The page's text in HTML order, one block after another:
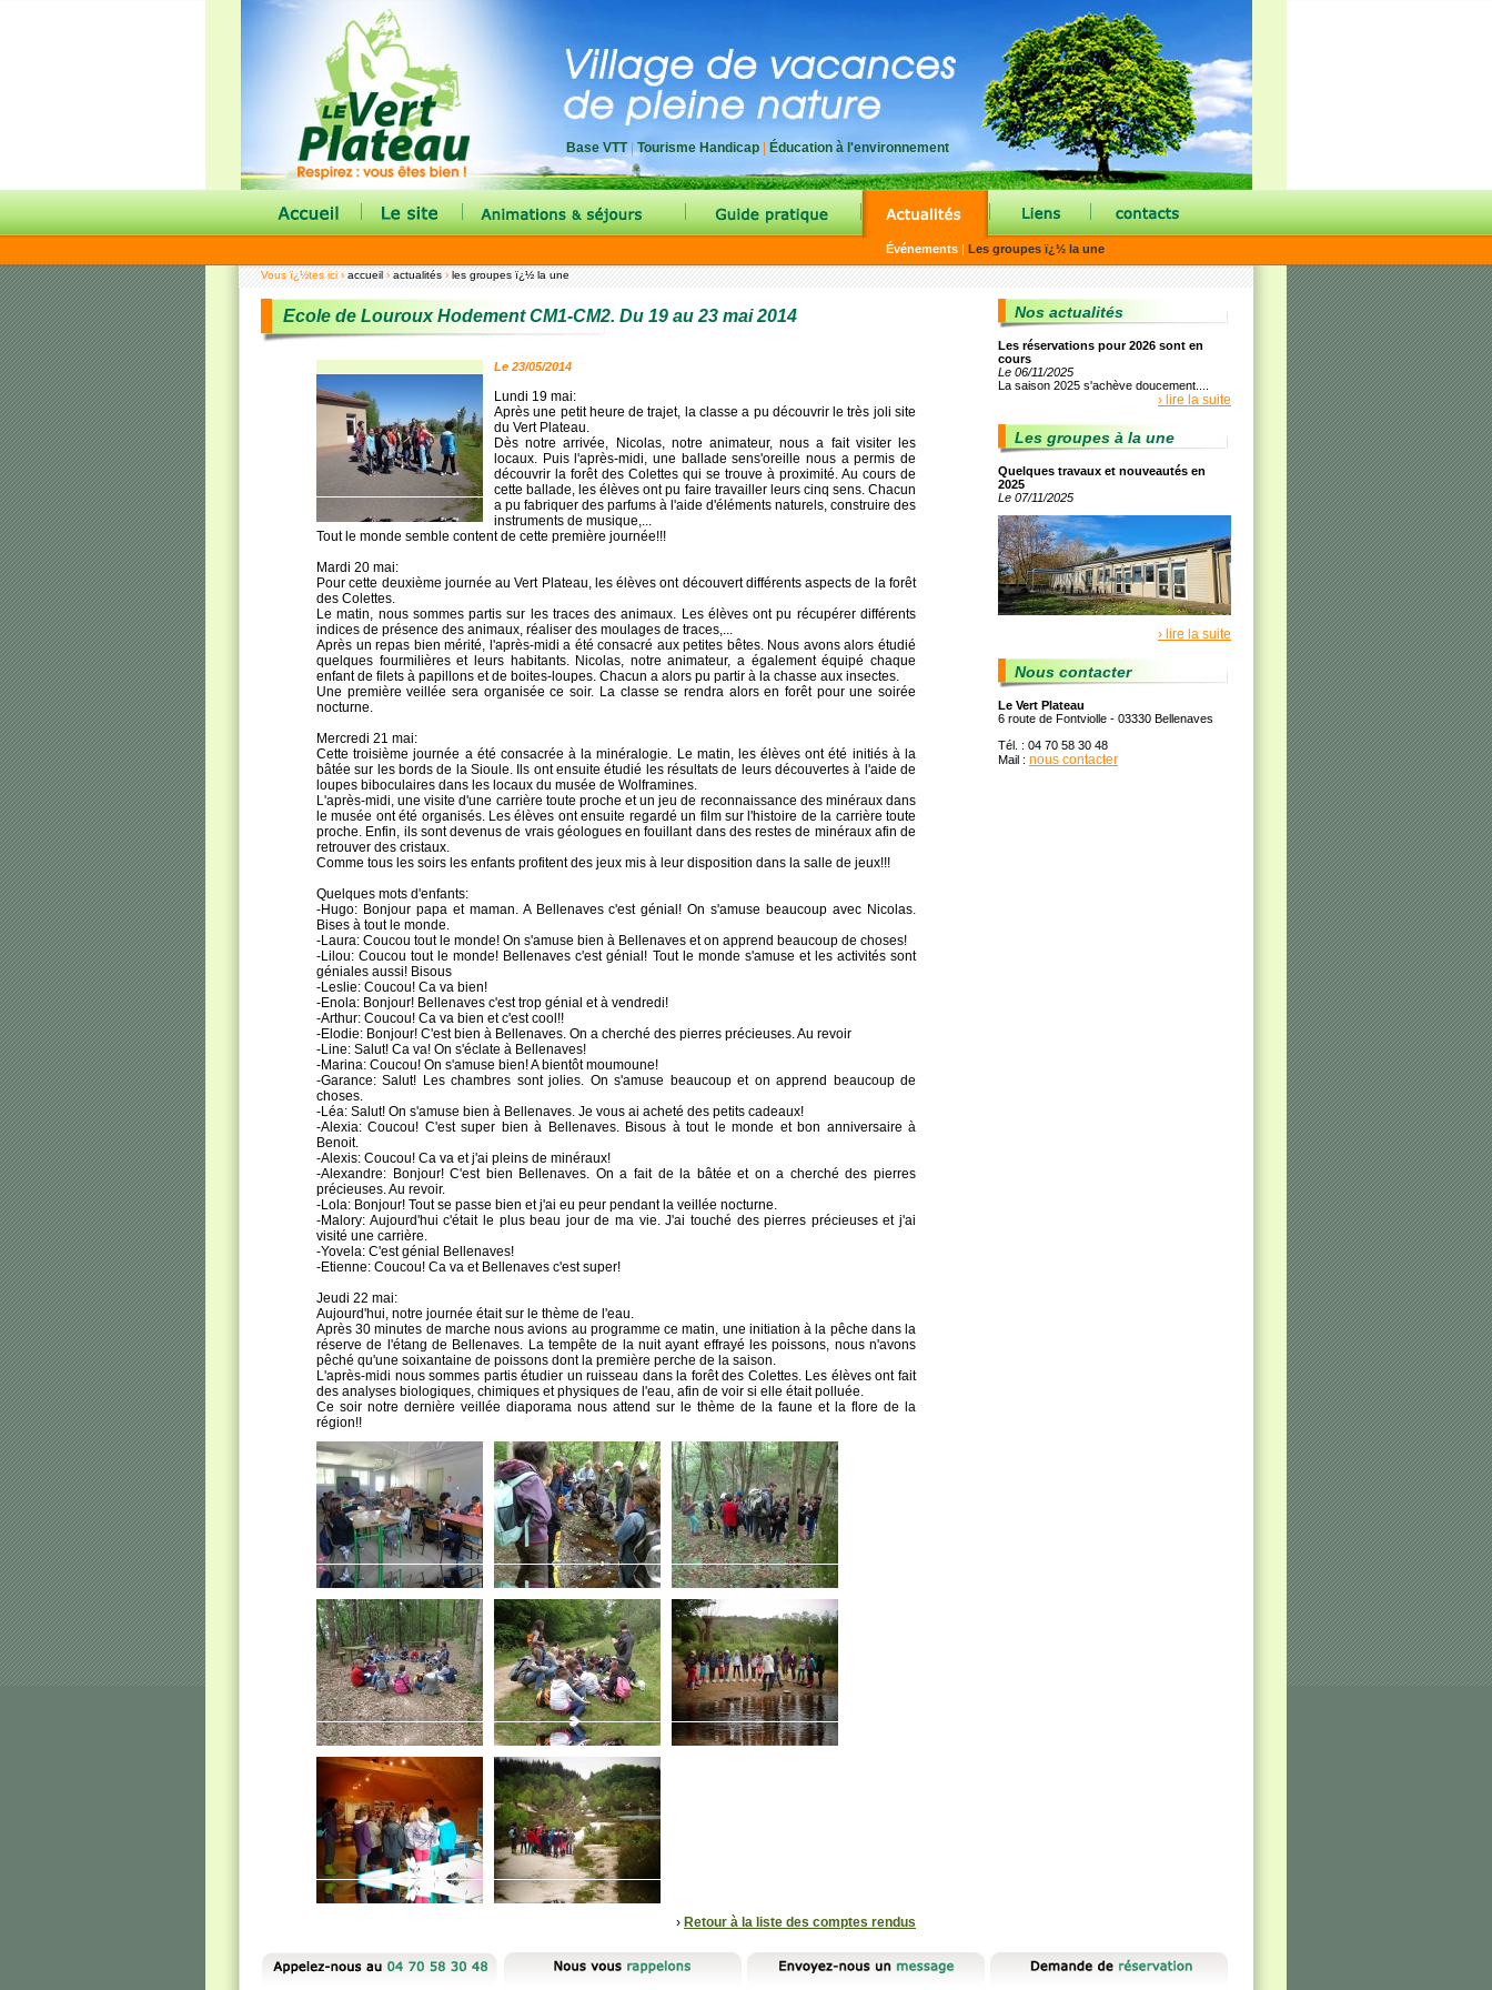
Vous ï¿½tes ici › accueil › actualités › les groupes ï¿½ la une
Ecole de Louroux Hodement CM1-CM2. Du 19 au 23 mai 2014
Le 23/05/2014
Lundi 19 mai:
Après une petit heure de trajet, la classe a pu découvrir le très joli site
du Vert Plateau.
Dès notre arrivée, Nicolas, notre animateur, nous a fait visiter les
locaux. Puis l'après-midi, une ballade sens'oreille nous a permis de
découvrir la forêt des Colettes qui se trouve à proximité. Au cours de
cette ballade, les élèves ont pu faire travailler leurs cinq sens. Chacun
a pu fabriquer des parfums à l'aide d'éléments naturels, construire des
instruments de musique,...
Tout le monde semble content de cette première journée!!!
Mardi 20 mai:
Pour cette deuxième journée au Vert Plateau, les élèves ont découvert différents aspects de la forêt
des Colettes.
Le matin, nous sommes partis sur les traces des animaux. Les élèves ont pu récupérer différents
indices de présence des animaux, réaliser des moulages de traces,...
Après un repas bien mérité, l'après-midi a été consacré aux petites bêtes. Nous avons alors étudié
quelques fourmilières et leurs habitants. Nicolas, notre animateur, a également équipé chaque
enfant de filets à papillons et de boites-loupes. Chacun a alors pu partir à la chasse aux insectes.
Une première veillée sera organisée ce soir. La classe se rendra alors en forêt pour une soirée
nocturne.
Mercredi 21 mai:
Cette troisième journée a été consacrée à la minéralogie. Le matin, les élèves ont été initiés à la
bâtée sur les bords de la Sioule. Ils ont ensuite étudié les résultats de leurs découvertes à l'aide de
loupes biboculaires dans les locaux du musée de Wolframines.
L'après-midi, une visite d'une carrière toute proche et un jeu de reconnaissance des minéraux dans
le musée ont été organisés. Les élèves ont ensuite regardé un film sur l'histoire de la carrière toute
proche. Enfin, ils sont devenus de vrais géologues en fouillant dans des restes de minéraux afin de
retrouver des cristaux.
Comme tous les soirs les enfants profitent des jeux mis à leur disposition dans la salle de jeux!!!
Quelques mots d'enfants:
-Hugo: Bonjour papa et maman. A Bellenaves c'est génial! On s'amuse beaucoup avec Nicolas.
Bises à tout le monde.
-Laura: Coucou tout le monde! On s'amuse bien à Bellenaves et on apprend beaucoup de choses!
-Lilou: Coucou tout le monde! Bellenaves c'est génial! Tout le monde s'amuse et les activités sont
géniales aussi! Bisous
-Leslie: Coucou! Ca va bien!
-Enola: Bonjour! Bellenaves c'est trop génial et à vendredi!
-Arthur: Coucou! Ca va bien et c'est cool!!
-Elodie: Bonjour! C'est bien à Bellenaves. On a cherché des pierres précieuses. Au revoir
-Line: Salut! Ca va! On s'éclate à Bellenaves!
-Marina: Coucou! On s'amuse bien! A bientôt moumoune!
-Garance: Salut! Les chambres sont jolies. On s'amuse beaucoup et on apprend beaucoup de
choses.
-Léa: Salut! On s'amuse bien à Bellenaves. Je vous ai acheté des petits cadeaux!
-Alexia: Coucou! C'est super bien à Bellenaves. Bisous à tout le monde et bon anniversaire à
Benoit.
-Alexis: Coucou! Ca va et j'ai pleins de minéraux!
-Alexandre: Bonjour! C'est bien Bellenaves. On a fait de la bâtée et on a cherché des pierres
précieuses. Au revoir.
-Lola: Bonjour! Tout se passe bien et j'ai eu peur pendant la veillée nocturne.
-Malory: Aujourd'hui c'était le plus beau jour de ma vie. J'ai touché des pierres précieuses et j'ai
visité une carrière.
-Yovela: C'est génial Bellenaves!
-Etienne: Coucou! Ca va et Bellenaves c'est super!
Jeudi 22 mai:
Aujourd'hui, notre journée était sur le thème de l'eau.
Après 30 minutes de marche nous avions au programme ce matin, une initiation à la pêche dans la
réserve de l'étang de Bellenaves. La tempête de la nuit ayant effrayé les poissons, nous n'avons
pêché qu'une soixantaine de poissons dont la première perche de la saison.
L'après-midi nous sommes partis étudier un ruisseau dans la forêt des Colettes. Les élèves ont fait
des analyses biologiques, chimiques et physiques de l'eau, afin de voir si elle était polluée.
Ce soir notre dernière veillée diaporama nous attend sur le thème de la faune et la flore de la
région!!
› Retour à la liste des comptes rendus
Nos actualités
Les réservations pour 2026 sont en
cours
Le 06/11/2025
La saison 2025 s'achève doucement....
› lire la suite
Les groupes à la une
Quelques travaux et nouveautés en
2025
Le 07/11/2025
› lire la suite
Nous contacter
Le Vert Plateau
6 route de Fontviolle - 03330 Bellenaves
Tél. : 04 70 58 30 48
Mail : nous contacter
| | | | | |
Événements | Les groupes ï¿½ la une
Base VTT|Tourisme Handicap Éducation à l'environnement